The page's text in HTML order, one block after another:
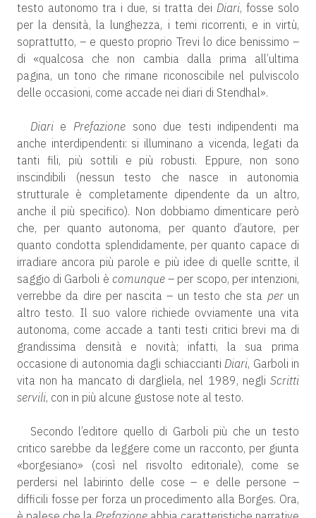
testo autonomo tra i due, si tratta dei Diari, fosse solo
per la densità, la lunghezza, i temi ricorrenti, e in virtù,
soprattutto, – e questo proprio Trevi lo dice benissimo –
di «qualcosa che non cambia dalla prima all’ultima
pagina, un tono che rimane riconoscibile nel pulviscolo
delle occasioni, come accade nei diari di Stendhal».
DiariePrefazione sono due testi indipendenti ma
anche interdipendenti: si illuminano a vicenda, legati da
tanti fili, più sottili e più robusti. Eppure, non sono
inscindibili (nessun testo che nasce in autonomia
strutturale è completamente dipendente da un altro,
anche il più specifico). Non dobbiamo dimenticare però
che, per quanto autonoma, per quanto d’autore, per
quanto condotta splendidamente, per quanto capace di
irradiare ancora più parole e più idee di quelle scritte, il
saggio di Garboli è comunque– per scopo, per intenzioni,
verrebbe da dire per nascita – un testo che sta perun
altro testo. Il suo valore richiede ovviamente una vita
autonoma, come accade a tanti testi critici brevi ma di
grandissima densità e novità; infatti, la sua prima
occasione di autonomia dagli schiacciantiDiari, Garboli in
vita non ha mancato di dargliela, nel 1989, negli Scritti
servili, con in più alcune gustose note al testo.
Secondo l’editore quello di Garboli più che un testo
critico sarebbe da leggere come un racconto, per giunta
«borgesiano» (così nel risvolto editoriale), come se
perdersi nel labirinto delle cose – e delle persone –
difficili fosse per forza un procedimento alla Borges. Ora,